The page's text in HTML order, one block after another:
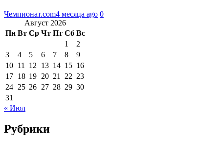
Чемпионат.com4 месяца ago 0
Август 2026
Пн Вт Ср Чт Пт Сб Вс
1
2
3
4 5 6 7 8
9
10 11 12 13 14 15 16
17 18 19 20 21 22 23
24 25 26 27 28 29 30
31
« Июл
Рубрики